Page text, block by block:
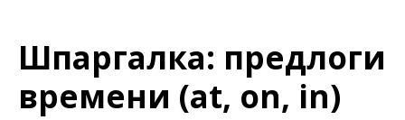
Шпаргалка: предлоги
времени (at, on, in)